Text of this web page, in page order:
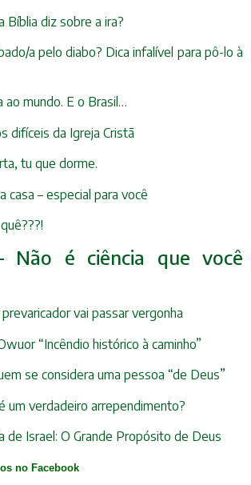
Bíblia diz sobre a ira?
a pelo diabo? Dica infalível para pô-lo à
ao mundo. E o Brasil…
difíceis da Igreja Cristã
tu que dorme.
casa – especial para você
Não é ciência que você
vai passar vergonha
“Incêndio histórico à caminho”
se considera uma pessoa “de Deus”
um verdadeiro arrependimento?
de Israel: O Grande Propósito de Deus
no Facebook